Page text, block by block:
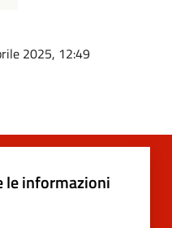
2025, 12:49
le informazioni